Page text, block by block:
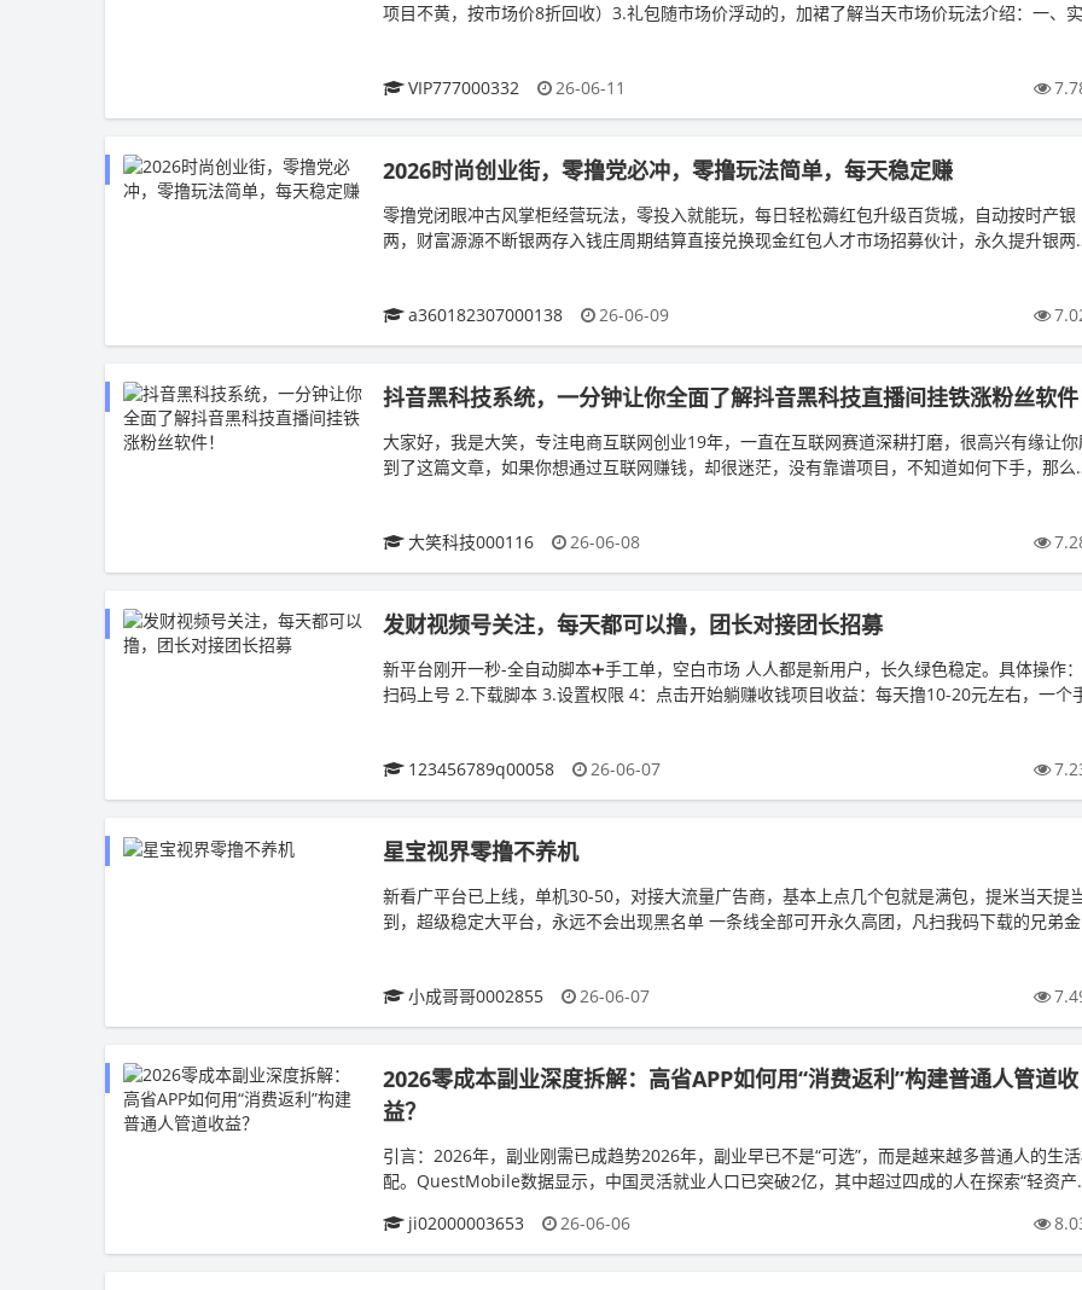
项目不黄，按市场价8折回收）3.礼包随市场价浮动的，加裙了解当天市场价玩法介绍：一、
VIP777000332 26-06-11
2026时尚创业街，零撸党必冲，零撸玩法简单，每天稳定赚
零撸党闭眼冲古风掌柜经营玩法，零投入就能玩，每日轻松薅红包升级百货城，自动按时产银
两，财富源源不断银两存入钱庄周期结算直接兑换现金红包人才市场招募伙计，永久提升银两
a360182307000138 26-06-09
抖音黑科技系统，一分钟让你全面了解抖音黑科技直播间挂铁涨粉丝软件
大家好，我是大笑，专注电商互联网创业19年，一直在互联网赛道深耕打磨，很高兴有缘让你
到了这篇文章，如果你想通过互联网赚钱，却很迷茫，没有靠谱项目，不知道如何下手，那么
大笑科技000116 26-06-08
发财视频号关注，每天都可以撸，团长对接团长招募
新平台刚开一秒-全自动脚本➕手工单，空白市场 人人都是新用户，长久绿色稳定。具体操作
扫码上号 2.下载脚本 3.设置权限 4：点击开始躺赚收钱项目收益：每天撸10-20元左右，一个
123456789q00058 26-06-07
星宝视界零撸不养机
新看广平台已上线，单机30-50，对接大流量广告商，基本上点几个包就是满包，提米当天提
到，超级稳定大平台，永远不会出现黑名单 一条线全部可开永久高团，凡扫我码下载的兄弟金
小成哥哥0002855 26-06-07
2026零成本副业深度拆解：高省APP如何用“消费返利”构建普通人管道收
益？
引言：2026年，副业刚需已成趋势2026年，副业早已不是“可选”，而是越来越多普通人的生
配。QuestMobile数据显示，中国灵活就业人口已突破2亿，其中超过四成的人在探索“轻资产
ji02000003653 26-06-06